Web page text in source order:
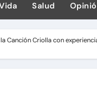
por ignorar distancias
de GEI en sus
Salud
Canción Criolla con